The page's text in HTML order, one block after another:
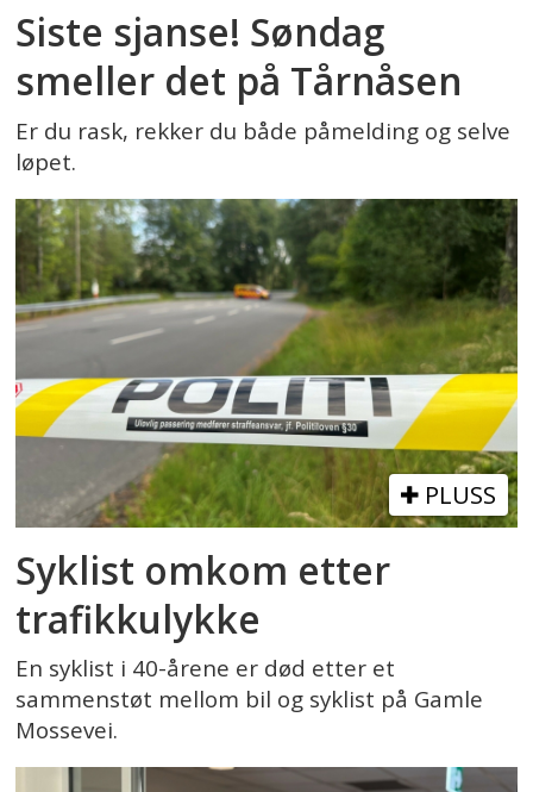
Siste sjanse! Søndag
smeller det på Tårnåsen
Er du rask, rekker du både påmelding og selve
løpet.
PLUSS
Syklist omkom etter
trafikkulykke
En syklist i 40-årene er død etter et
sammenstøt mellom bil og syklist på Gamle
Mossevei.